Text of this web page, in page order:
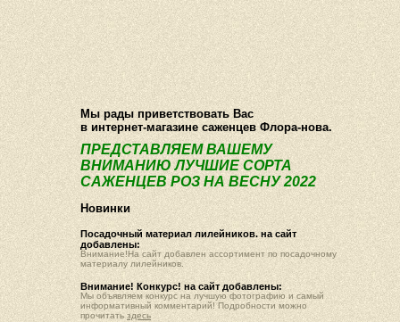
О компании Как купить Фотогалерея Статьи Опт
Мы рады приветствовать Вас
в интернет-магазине саженцев Флора-нова.
ПРЕДСТАВЛЯЕМ ВАШЕМУ
ВНИМАНИЮ ЛУЧШИЕ СОРТА
САЖЕНЦЕВ РОЗ НА ВЕСНУ 2022
Новинки
Посадочный материал лилейников. на сайт
добавлены:
Внимание!На сайт добавлен ассортимент по посадочному
материалу лилейников.
Внимание! Конкурс! на сайт добавлены:
Мы объявляем конкурс на лучшую фотографию и самый
информативный комментарий! Подробности можно
прочитать здесь